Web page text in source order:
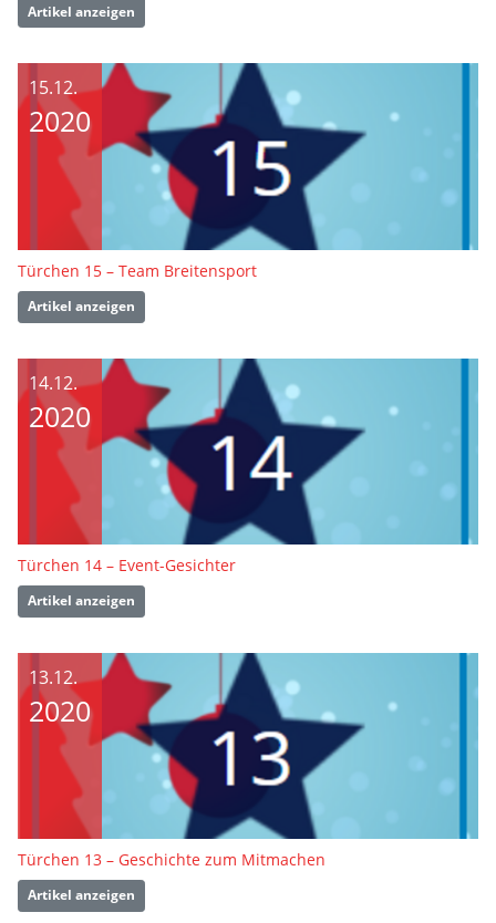
Artikel anzeigen
15.12.
2020
Türchen 15 – Team Breitensport
Artikel anzeigen
14.12.
2020
Türchen 14 – Event-Gesichter
Artikel anzeigen
13.12.
2020
Türchen 13 – Geschichte zum Mitmachen
Artikel anzeigen